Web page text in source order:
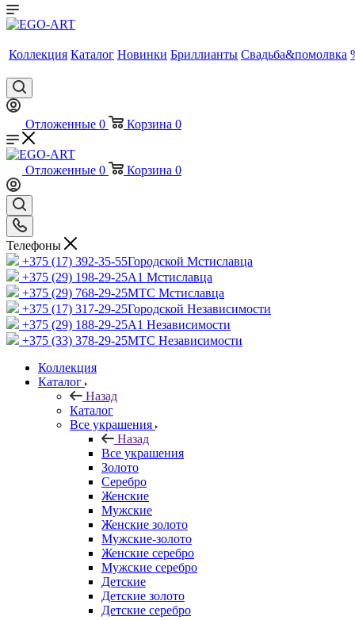
Коллекция Каталог Новинки Бриллианты Свадьба&помолвка
Отложенные 0 Корзина 0
Отложенные 0 Корзина 0
Телефоны
+375 (17) 392-35-55Городской Мстиславца
+375 (29) 198-29-25A1 Мстиславца
+375 (29) 768-29-25МТС Мстиславца
+375 (17) 317-29-25Городской Независимости
+375 (29) 188-29-25A1 Независимости
+375 (33) 378-29-25МТС Независимости
Коллекция
Каталог
Назад
Каталог
Все украшения
Назад
Все украшения
Золото
Серебро
Женские
Мужские
Женские золото
Мужские-золото
Женские серебро
Мужские серебро
Детские
Детские золото
Детские серебро